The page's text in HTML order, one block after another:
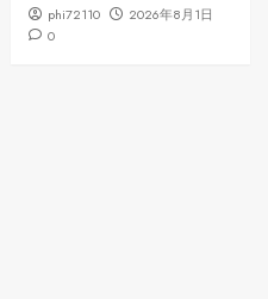
phi72110
2026年8月1日
0